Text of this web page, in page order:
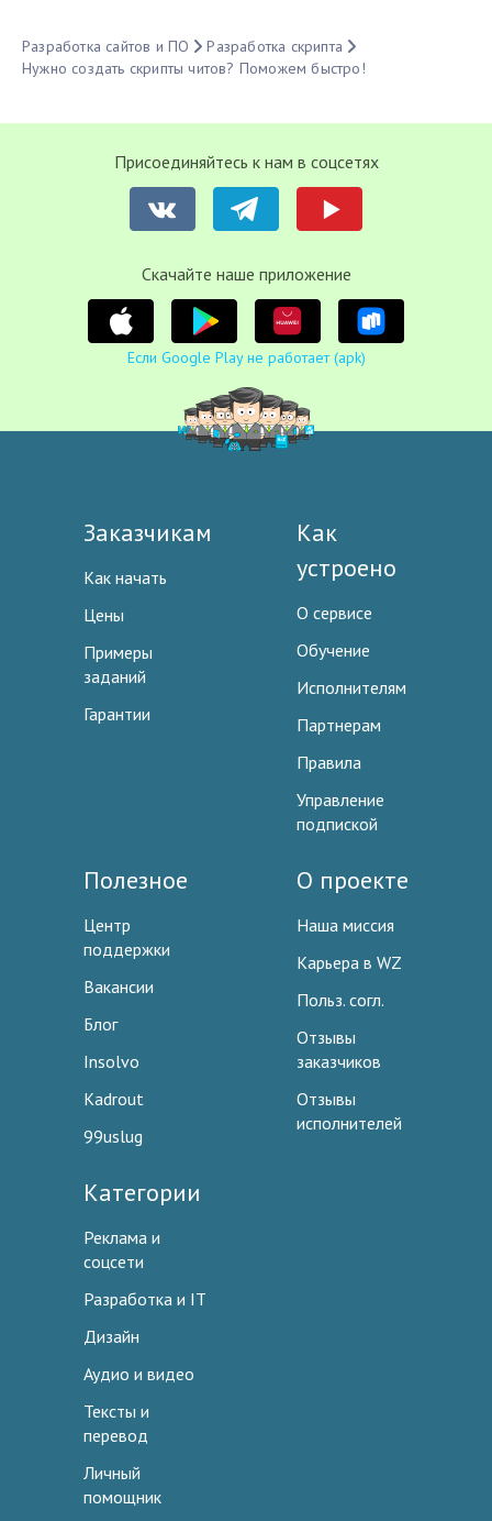
Разработка сайтов и ПО
Разработка скрипта
Нужно создать скрипты читов? Поможем быстро!
Присоединяйтесь к нам в соцсетях
Cкачайте наше приложение
Если Google Play не работает (apk)
Заказчикам
Как начать
Цены
Примеры
заданий
Гарантии
Как
устроено
О сервисе
Обучение
Исполнителям
Партнерам
Правила
Управление
подпиской
Полезное
Центр
поддержки
Вакансии
Блог
Insolvo
Kadrout
99uslug
О проекте
Наша миссия
Карьера в WZ
Польз. согл.
Отзывы
заказчиков
Отзывы
исполнителей
Категории
Реклама и
соцсети
Разработка и IT
Дизайн
Аудио и видео
Тексты и
перевод
Личный
помощник